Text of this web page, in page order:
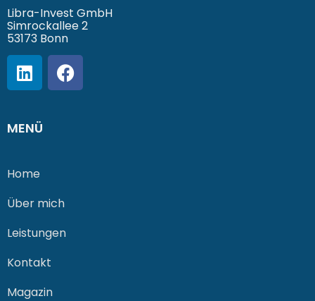
Libra-Invest GmbH
Simrockallee 2
53173 Bonn
MENÜ
Home
Über mich
Leistungen
Kontakt
Magazin